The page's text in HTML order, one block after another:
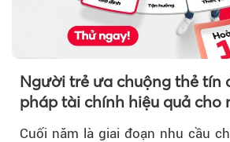
Người trẻ ưa chuộng thẻ tín
pháp tài chính hiệu quả cho
Cuối năm là giai đoạn nhu cầu